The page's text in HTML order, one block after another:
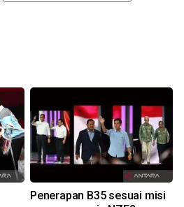
Penerapan B35 sesuai misi